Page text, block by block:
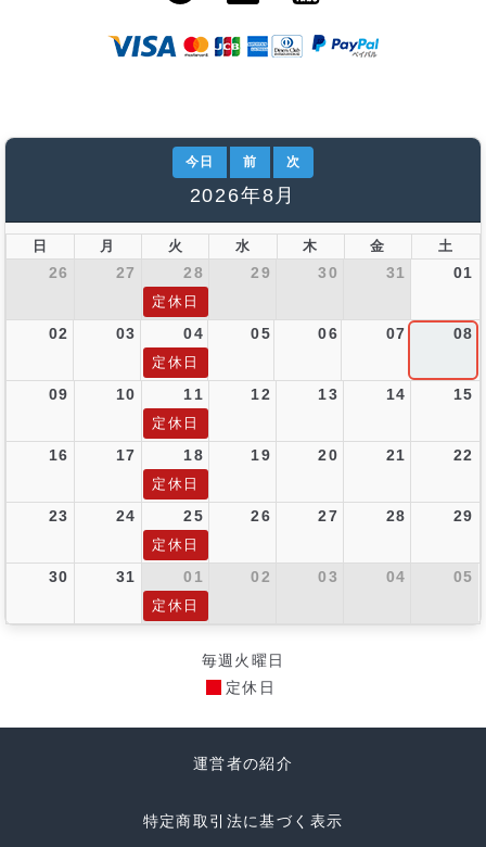
今日 前 次
2026年8月
日 月 火 水 木 金 土
26 27 28 29 30 31 01
定休日
02 03 04 05 06 07 08
定休日
09 10 11 12 13 14 15
定休日
16 17 18 19 20 21 22
定休日
23 24 25 26 27 28 29
定休日
30 31 01 02 03 04 05
定休日
毎週火曜日
定休日
運営者の紹介
特定商取引法に基づく表示